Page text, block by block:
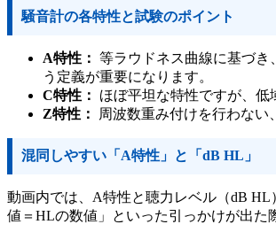
騒音計の各特性と試験のポイント
A特性： 等ラウドネス曲線に基づ
う定義が重要になります。
C特性：
ほぼ平坦な特性ですが、低
Z特性：
周波数重み付けを行わない
混同しやすい「A特性」と「dB HL」
動画内では、A特性と聴力レベル（dB
値＝HLの数値」といった引っかけが出た